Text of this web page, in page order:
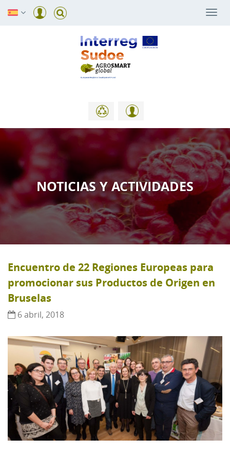
NOTICIAS Y ACTIVIDADES
Encuentro de 22 Regiones Europeas para
promocionar sus Productos de Origen en
Bruselas
6 abril, 2018